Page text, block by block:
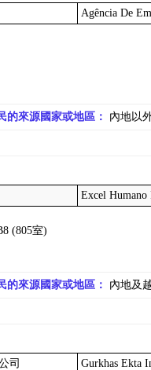
Agência De
的來源國家或地區： 內地以
Excel Humano
(805室)
的來源國家或地區： 內地及
司
Gurkhas Ekta